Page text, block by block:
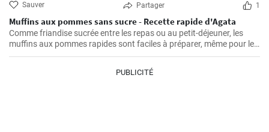
Sauver Partager 1
Muffins aux pommes sans sucre - Recette rapide d'Agata
Comme friandise sucrée entre les repas ou au petit-déjeuner, les
muffins aux pommes rapides sont faciles à préparer, même pour le
petit-déjeuner du week-end. Ils sont délicieux, faciles à préparer et
PUBLICITÉ